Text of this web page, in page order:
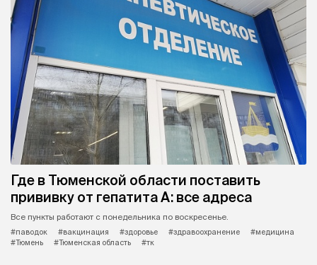
Где в Тюменской области поставить
прививку от гепатита А: все адреса
Все пункты работают с понедельника по воскресенье.
#паводок
#вакцинация #здоровье #здравоохранение
#медицина
#Тюмень
#Тюменская область #тк